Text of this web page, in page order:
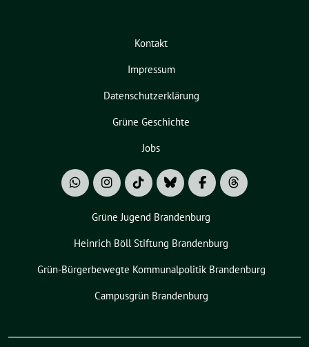
Kontakt
Impressum
Datenschutzerklärung
Grüne Geschichte
Jobs
Grüne Jugend Brandenburg
Heinrich Böll Stiftung Brandenburg
Grün-Bürgerbewegte Kommunalpolitik Brandenburg
Campusgrün Brandenburg